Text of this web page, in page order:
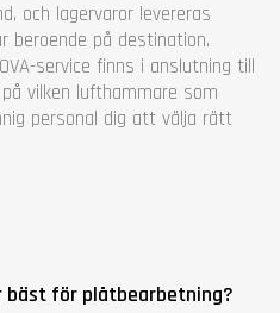
och lagervaror levereras
beroende på destination.
service finns i anslutning till
vilken lufthammare som
personal dig att välja rätt
bäst för plåtbearbetning?